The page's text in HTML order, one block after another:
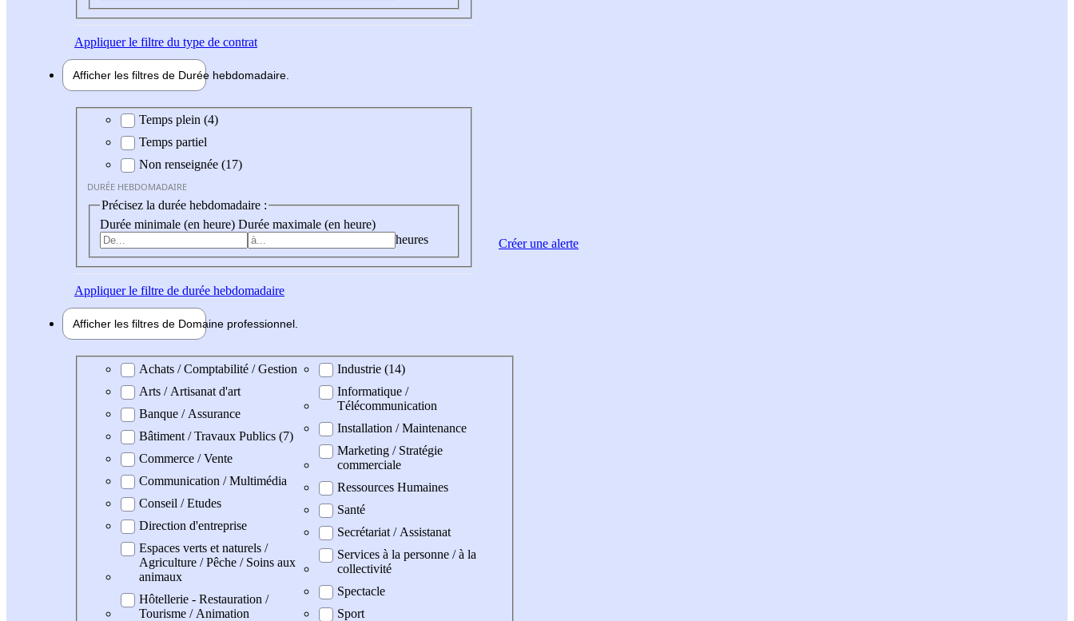
Appliquerle filtre du type de contrat
Afficher les filtres de Durée hebdomadaire
Durée hebdomadaire
Temps plein (4)
Temps partiel
Non renseignée (17)
DURÉE HEBDOMADAIRE
Précisez la durée hebdomadaire :
Durée minimale (en heure) Durée maximale (en heure)
heures
Appliquerle filtre de durée hebdomadaire
Afficher les filtres de Domaine professionnel
Domaine professionel
Achats / Comptabilité / Gestion
Arts / Artisanat d'art
Banque / Assurance
Bâtiment / Travaux Publics (7)
Commerce / Vente
Communication / Multimédia
Conseil / Etudes
Direction d'entreprise
Espaces verts et naturels /
Agriculture / Pêche / Soins aux
animaux
Hôtellerie - Restauration /
Tourisme / Animation
Industrie (14)
Informatique /
Télécommunication
Installation / Maintenance
Marketing / Stratégie
commerciale
Ressources Humaines
Santé
Secrétariat / Assistanat
Services à la personne / à la
collectivité
Spectacle
Sport
Créer une alerte